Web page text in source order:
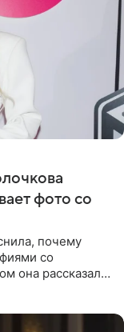
фото со
почему
со
она рассказала